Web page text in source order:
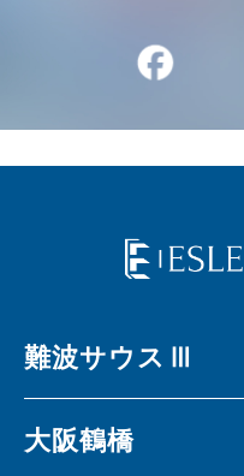
難波サウスⅢ
大阪鶴橋